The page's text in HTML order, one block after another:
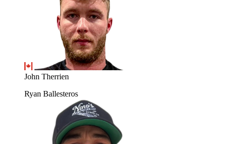
John Therrien
Ryan Ballesteros